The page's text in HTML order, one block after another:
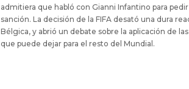
admitiera que habló con Gianni Infantino para
sanción. La decisión de la FIFA desató una dura
Bélgica, y abrió un debate sobre la aplicación de
que puede dejar para el resto del Mundial.